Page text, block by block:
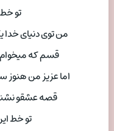
تو
من توی دنیای
قسم که میخوام
اما عزیز من
قصه عشقو
تو خط